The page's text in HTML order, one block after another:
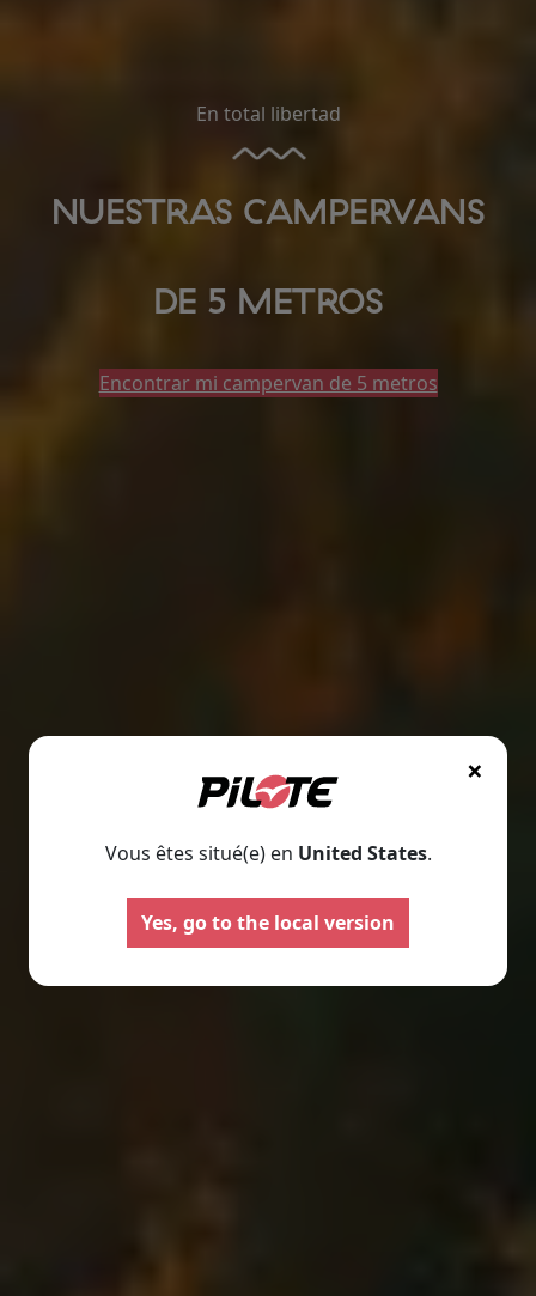
En total libertad
NUESTRAS CAMPERVANS
DE 5 METROS
Encontrar mi campervan de 5 metros
×
Vous êtes situé(e) en United States.
Yes, go to the local version